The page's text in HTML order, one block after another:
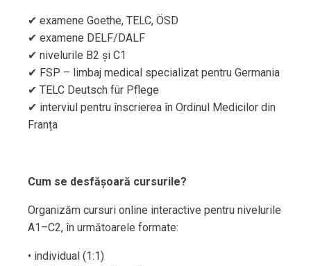
✔ examene Goethe, TELC, ÖSD
✔ examene DELF/DALF
✔ nivelurile B2 și C1
✔ FSP – limbaj medical specializat pentru Germania
✔ TELC Deutsch für Pflege
✔ interviul pentru înscrierea în Ordinul Medicilor din
Franța
Cum se desfășoară cursurile?
Organizăm cursuri online interactive pentru nivelurile
A1–C2, în următoarele formate:
• individual (1:1)